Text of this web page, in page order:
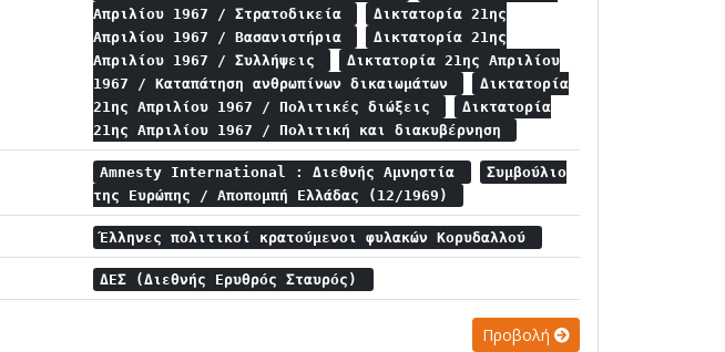
Απριλίου 1967 / Στρατοδικεία
Δικτατορία 21ης
Απριλίου 1967 / Βασανιστήρια
Δικτατορία 21ης
Απριλίου 1967 / Συλλήψεις
Δικτατορία 21ης Απριλίου
1967 / Καταπάτηση ανθρωπίνων δικαιωμάτων
Δικτατορία
21ης Απριλίου 1967 / Πολιτικές διώξεις
Δικτατορία
21ης Απριλίου 1967 / Πολιτική και διακυβέρνηση
Amnesty International : Διεθνής Αμνηστία
Συμβούλιο
της Ευρώπης / Αποπομπή Ελλάδας (12/1969)
Έλληνες πολιτικοί κρατούμενοι φυλακών Κορυδαλλού
ΔΕΣ (Διεθνής Ερυθρός Σταυρός)
Προβολή